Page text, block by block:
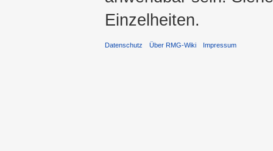
Einzelheiten.
Datenschutz Über RMG-Wiki Impressum